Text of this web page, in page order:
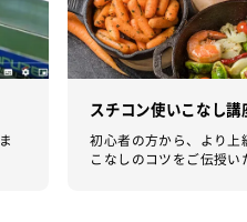
スチコン使いこなし講
初心者の方から、より
こなしのコツをご伝授い